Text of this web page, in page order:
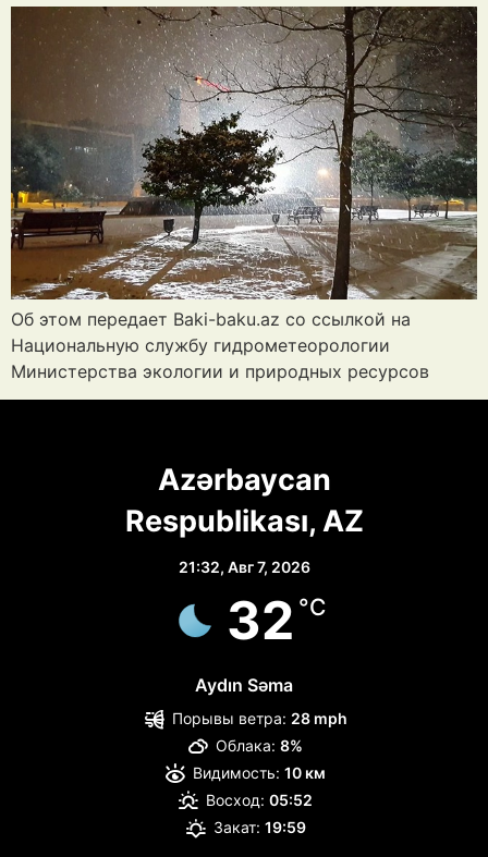
Об этом передает Baki-baku.az со ссылкой на
Национальную службу гидрометеорологии
Министерства экологии и природных ресурсов
Azərbaycan
Respublikası, AZ
21:32, Авг 7, 2026
32 °C
Aydın Səma
Порывы ветра: 28 mph
Облака: 8%
Видимость: 10 км
Восход: 05:52
Закат: 19:59